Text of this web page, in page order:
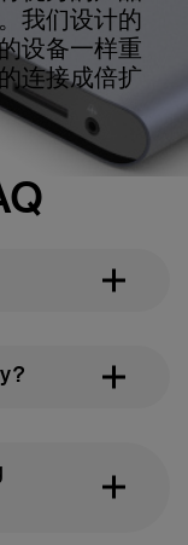
我们设计的
设备一样重
连接成倍扩